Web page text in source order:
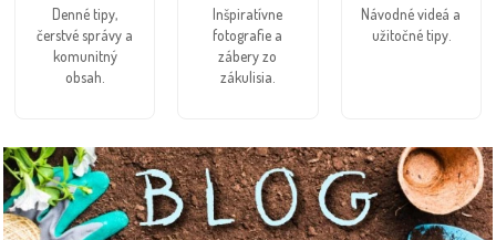
Denné tipy,
čerstvé správy a
komunitný
obsah.
Inšpiratívne
fotografie a
zábery zo
zákulisia.
Návodné videá a
užitočné tipy.